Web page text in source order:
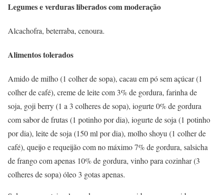
Legumes e verduras liberados com moderação
Alcachofra, beterraba, cenoura.
Alimentos tolerados
Amido de milho (1 colher de sopa), cacau em pó sem açúcar (1
colher de café), creme de leite com 3% de gordura, farinha de
soja, goji berry (1 a 3 colheres de sopa), iogurte 0% de gordura
com sabor de frutas (1 potinho por dia), iogurte de soja (1 potinho
por dia), leite de soja (150 ml por dia), molho shoyu (1 colher de
café), queijo e requeijão com no máximo 7% de gordura, salsicha
de frango com apenas 10% de gordura, vinho para cozinhar (3
colheres de sopa) óleo 3 gotas apenas.